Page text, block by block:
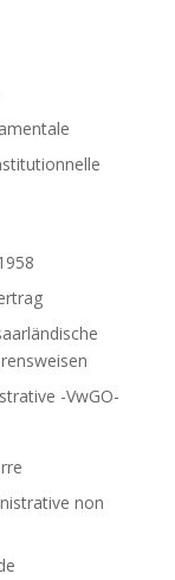
-VwGO-
non